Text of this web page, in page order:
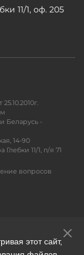
11/1, оф. 205
Беларусь -
14-90
11/1, п/я 71
вопросов
этот сайт,